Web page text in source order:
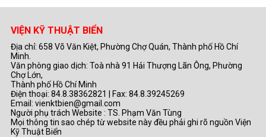
VIỆN KỸ THUẬT BIỂN
Địa chỉ: 658 Võ Văn Kiệt, Phường Chợ Quán, Thành phố Hồ Chí
Minh.
Văn phòng giao dịch: Toà nhà 91 Hải Thượng Lãn Ông, Phường
Chợ Lớn,
Thành phố Hồ Chí Minh
Điện thoại: 84.8.38362821 | Fax: 84.8.39245269
Email: vienktbien@gmail.com
Người phụ trách Website : TS. Phạm Văn Tùng
Mọi thông tin sao chép từ website này đều phải ghi rõ nguồn Viện
Kỹ Thuật Biển